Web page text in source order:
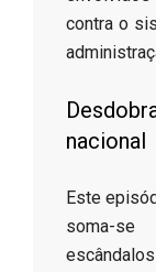
contra o
nacional
​Este
soma-